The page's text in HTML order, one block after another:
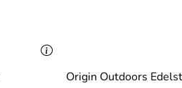
Origin Outdoors